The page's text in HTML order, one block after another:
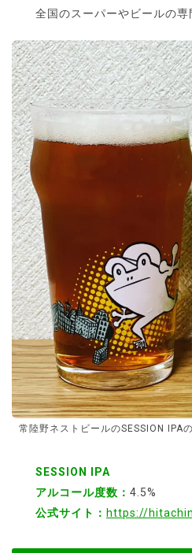
全国のスーパーやビールの専
常陸野ネストビールのSESSION IPA
SESSION IPA
アルコール度数： 4.5%
公式サイト： https://